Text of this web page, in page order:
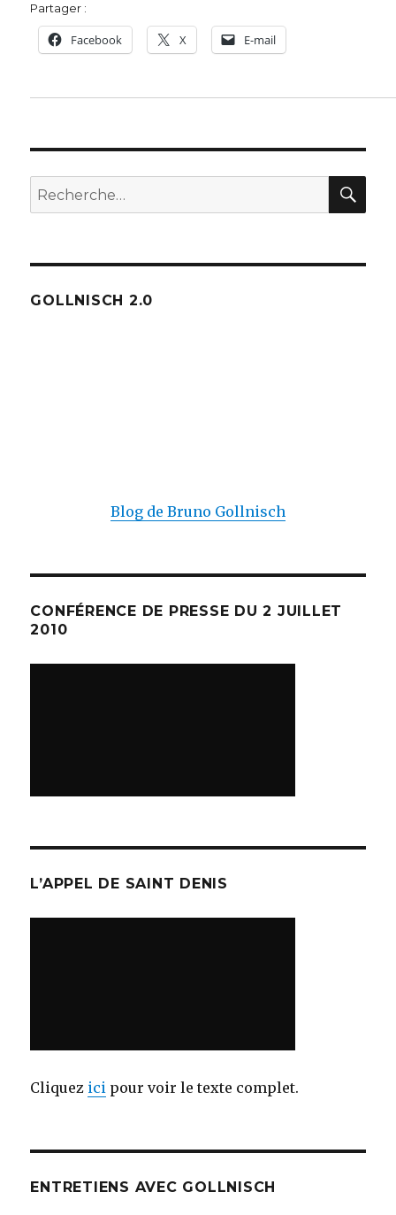
Partager :
Facebook X E-mail
Recherche
pour :
GOLLNISCH 2.0
Blog de Bruno Gollnisch
CONFÉRENCE DE PRESSE DU 2 JUILLET
2010
L’APPEL DE SAINT DENIS
Cliquez ici pour voir le texte complet.
ENTRETIENS AVEC GOLLNISCH